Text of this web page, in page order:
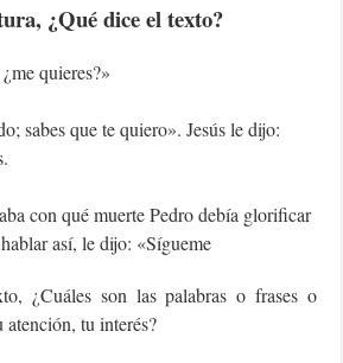
¿Qué dice el texto?
quieres?»
sabes que te quiero». Jesús le dijo:
con qué muerte Pedro debía glorificar
así, le dijo: «Sígueme
¿Cuáles son las palabras o frases o
atención, tu interés?